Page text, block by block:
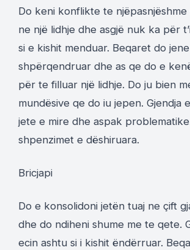
Do keni konflikte te njëpasnjëshme
ne një lidhje dhe asgjë nuk ka për
si e kishit menduar. Beqaret do
shpërqendruar dhe as qe do e
për te filluar një lidhje. Do ju bien
mundësive qe do iu jepen. Gjendja
jete e mire dhe aspak
shpenzimet e dëshiruara.
Bricjapi
Do e konsolidoni jetën tuaj ne çift
dhe do ndiheni shume me te qete.
ecin ashtu si i kishit ëndërruar.